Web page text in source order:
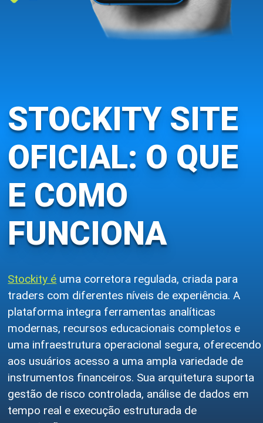
STOCKITY SITE
OFICIAL: O QUE
E COMO
FUNCIONA
Stockity é uma corretora regulada, criada para
traders com diferentes níveis de experiência. A
plataforma integra ferramentas analíticas
modernas, recursos educacionais completos e
uma infraestrutura operacional segura, oferecendo
aos usuários acesso a uma ampla variedade de
instrumentos financeiros. Sua arquitetura suporta
gestão de risco controlada, análise de dados em
tempo real e execução estruturada de